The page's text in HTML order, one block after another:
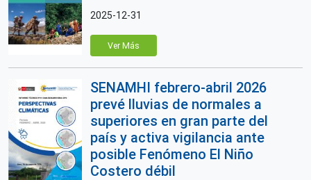
2025-12-31
Ver Más
SENAMHI febrero-abril 2026
prevé lluvias de normales a
superiores en gran parte del
país y activa vigilancia ante
posible Fenómeno El Niño
Costero débil